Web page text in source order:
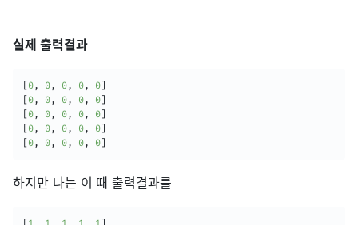
실제 출력결과
0, 0, 0, 0, 0
0, 0, 0, 0, 0
0, 0, 0, 0, 0
0, 0, 0, 0, 0
0, 0, 0, 0, 0
하지만 나는 이 때 출력결과를